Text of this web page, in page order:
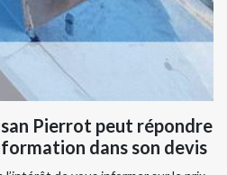
Pierrot peut répondre
dans son devis